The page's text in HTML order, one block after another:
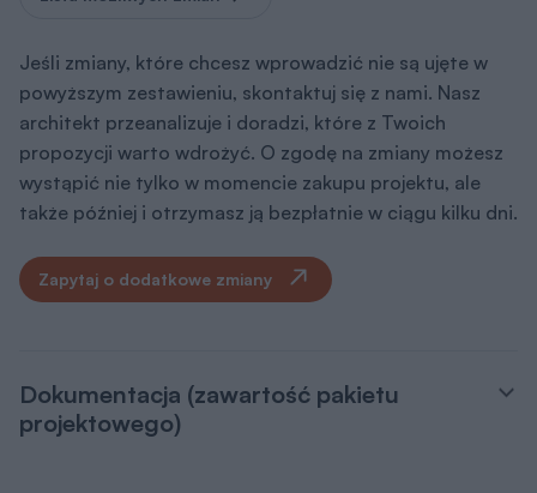
Jeśli zmiany, które chcesz wprowadzić nie są ujęte w
powyższym zestawieniu, skontaktuj się z nami. Nasz
architekt przeanalizuje i doradzi, które z Twoich
propozycji warto wdrożyć. O zgodę na zmiany możesz
wystąpić nie tylko w momencie zakupu projektu, ale
także później i otrzymasz ją bezpłatnie w ciągu kilku dni.
Zapytaj o dodatkowe zmiany
Dokumentacja (zawartość pakietu
projektowego)